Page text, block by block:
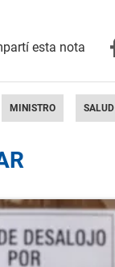
MINISTRO SALUD